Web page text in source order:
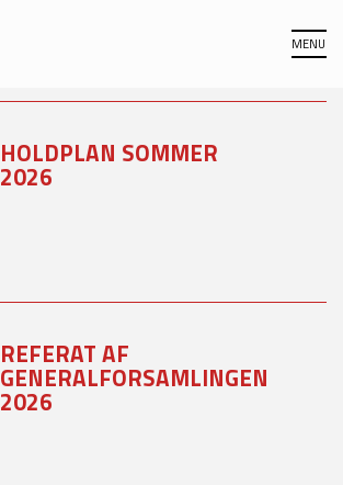
HOLDPLAN SOMMER
2026
REFERAT AF
GENERALFORSAMLINGEN
2026